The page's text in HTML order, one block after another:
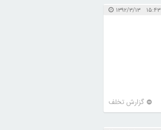
۱۵:۴۳ ۱۳۹۲/۳/۱۳
گزارش تخلف